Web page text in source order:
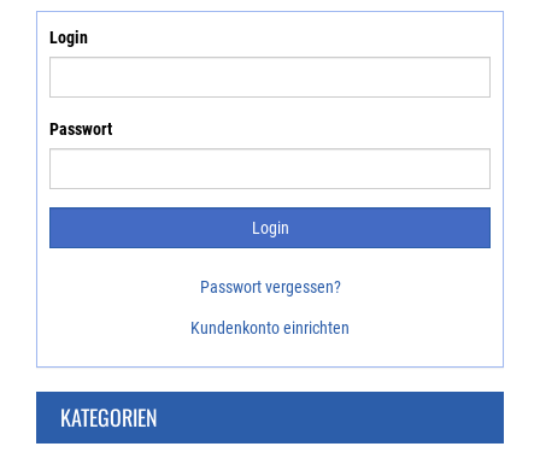
Login
Passwort
Passwort vergessen?
Kundenkonto einrichten
KATEGORIEN